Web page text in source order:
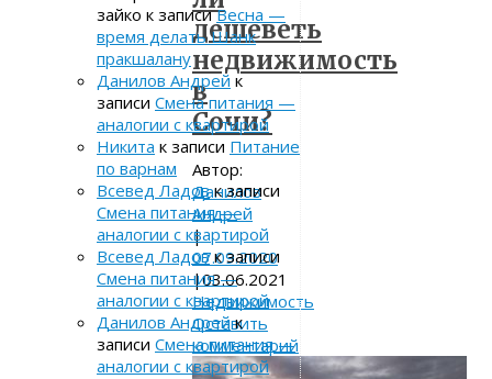
дешеветь
недвижимость
в
Сочи?
Автор:
Данилов
Андрей
|
07.09.2020
|03.06.2021
Недвижимость
Оставить
комментарий
зайко к записиВесна —
время делать Шанк
пракшалану
Данилов Андрей к
записи Смена питания —
аналогии с квартирой
Никита к записи Питание
по варнам
Всевед Ладовк записи
Смена питания —
аналогии с квартирой
Всевед Ладовк записи
Смена питания —
аналогии с квартирой
Данилов Андрейк
записи Смена питания —
аналогии с квартирой